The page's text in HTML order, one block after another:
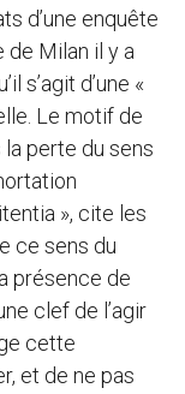
d’une enquête
de Milan il y a
s’agit d’une «
Le motif de
perte du sens
», cite les
ce sens du
présence de
clef de l’agir
cette
et de ne pas